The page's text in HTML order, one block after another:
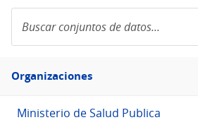
conjuntos
de
Filtro
Organizaciones
Organizaciones
Ministerio de Salud Publica